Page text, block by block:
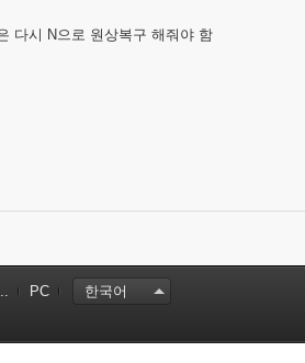
다시 N으로 원상복구 해줘야 함
PC 한국어